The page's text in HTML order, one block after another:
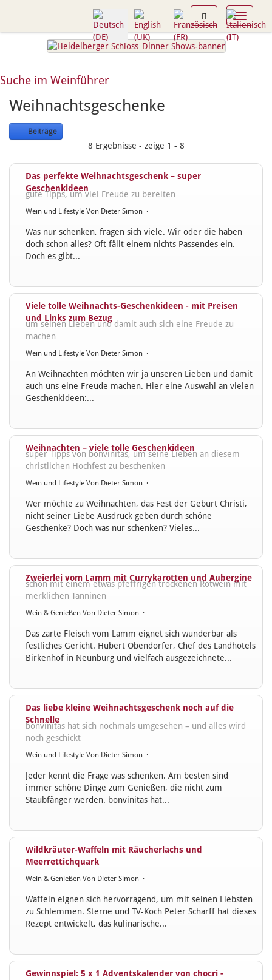
Suche im Weinführer
Weihnachtsgeschenke
Beiträge
8 Ergebnisse - zeige 1 - 8
Das perfekte Weihnachtsgeschenk – super
Geschenkideen
gute Tipps, um viel Freude zu bereiten
Wein und Lifestyle Von Dieter Simon ·
Was nur schenken, fragen sich viele. Wir oder die haben
doch schon alles? Oft fällt einem nichts Passendes ein.
Doch es gibt...
Viele tolle Weihnachts-Geschenkideen - mit Preisen
und Links zum Bezug
um seinen Lieben und damit auch sich eine Freude zu
machen
Wein und Lifestyle Von Dieter Simon ·
An Weihnachten möchten wir ja unseren Lieben und damit
auch uns eine Freude machen. Hier eine Auswahl an vielen
Geschenkideen:...
Weihnachten – viele tolle Geschenkideen
super Tipps von bonvinitas, um seine Lieben an diesem
christlichen Hochfest zu beschenken
Wein und Lifestyle Von Dieter Simon ·
Wer möchte zu Weihnachten, das Fest der Geburt Christi,
nicht seiner Liebe Ausdruck geben durch schöne
Geschenke? Doch was nur schenken? Vieles...
Zweierlei vom Lamm mit Currykarotten und Aubergine
schön mit einem etwas pfeffrigen trockenen Rotwein mit
merklichen Tanninen
Wein & Genießen Von Dieter Simon ·
Das zarte Fleisch vom Lamm eignet sich wunderbar als
festliches Gericht. Hubert Obendorfer, Chef des Landhotels
Birkenhof in Neunburg und vielfach ausgezeichnete...
Das liebe kleine Weihnachtsgeschenk noch auf die
Schnelle
bonvinitas hat sich nochmals umgesehen – und alles wird
noch geschickt
Wein und Lifestyle Von Dieter Simon ·
Jeder kennt die Frage was schenken. Am besten sind
immer schöne Dinge zum Genießen, die nicht zum
Staubfänger werden. bonvinitas hat...
Wildkräuter-Waffeln mit Räucherlachs und
Meerrettichquark
Wein & Genießen Von Dieter Simon ·
Waffeln eignen sich hervorragend, um mit seinen Liebsten
zu Schlemmen. Sterne und TV-Koch Peter Scharff hat dieses
Rezept entwickelt, das kulinarische...
Gewinnspiel: 5 x 1 Adventskalender von chocri -
Toggle